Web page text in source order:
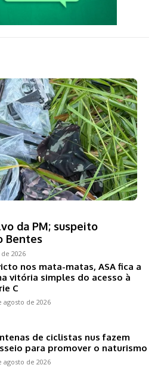
da PM; suspeito
Bentes
2026
nos mata-matas, ASA fica a
vitória simples do acesso à
C
agosto de 2026
de ciclistas nus fazem
para promover o naturismo
agosto de 2026